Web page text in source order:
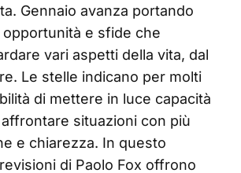
Gennaio avanza portando
e sfide che
vari aspetti della vita, dal
Le stelle indicano per molti
di mettere in luce capacità
situazioni con più
e chiarezza. In questo
di Paolo Fox offrono